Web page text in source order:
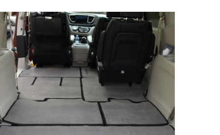
© ателье «Автоковрики
корпус 1.
На нашем сайте в целях
работоспособности
персональных данных,
браузером. Это,
и т.д. Если Вы